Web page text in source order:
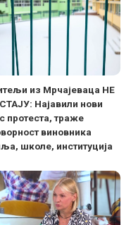
из Мрчајеваца НЕ
Најавили нови
протеста, траже
виновника
школе, институција